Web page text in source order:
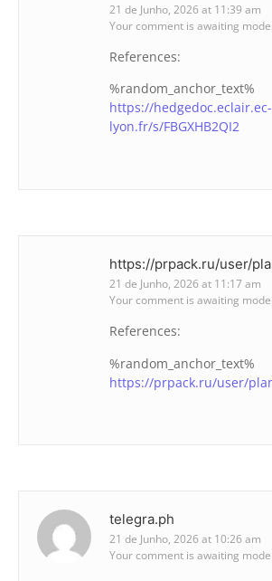
21 de Junho, 2026 at 11:39 am
Your comment is awaiting
References:
%random_anchor_text%
https://hedgedoc.eclair.ec-
lyon.fr/s/FBGXHB2QI2
https://prpack.ru/user/
21 de Junho, 2026 at 11:17 am
Your comment is awaiting
References:
%random_anchor_text%
https://prpack.ru/user/
telegra.ph
21 de Junho, 2026 at 10:26 am
Your comment is awaiting